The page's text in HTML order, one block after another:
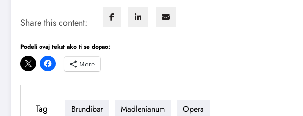
Share this content:
Podeli ovaj tekst ako ti se dopao:
More
Tag Brundibar Madlenianum Opera